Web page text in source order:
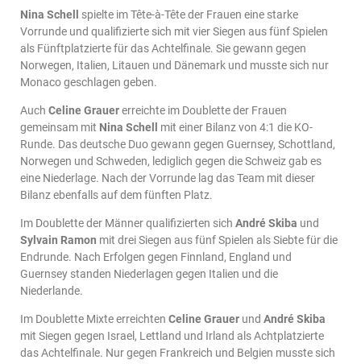
Nina Schell
spielte im Tête-à-Tête der Frauen eine starke
Vorrunde und qualifizierte sich mit vier Siegen aus fünf Spielen
als Fünftplatzierte für das Achtelfinale. Sie gewann gegen
Norwegen, Italien, Litauen und Dänemark und musste sich nur
Monaco geschlagen geben.
Auch Celine Grauererreichte im Doublette der Frauen
gemeinsam mit Nina Schell
mit einer Bilanz von 4:1 die KO-
Runde. Das deutsche Duo gewann gegen Guernsey, Schottland,
Norwegen und Schweden, lediglich gegen die Schweiz gab es
eine Niederlage. Nach der Vorrunde lag das Team mit dieser
Bilanz ebenfalls auf dem fünften Platz.
Im Doublette der Männer qualifizierten sich André Skiba und
Sylvain Ramon mit drei Siegen aus fünf Spielen als Siebte für die
Endrunde. Nach Erfolgen gegen Finnland, England und
Guernsey standen Niederlagen gegen Italien und die
Niederlande.
Im Doublette Mixte erreichten Celine Grauer und André Skiba
mit Siegen gegen Israel, Lettland und Irland als Achtplatzierte
das Achtelfinale. Nur gegen Frankreich und Belgien musste sich